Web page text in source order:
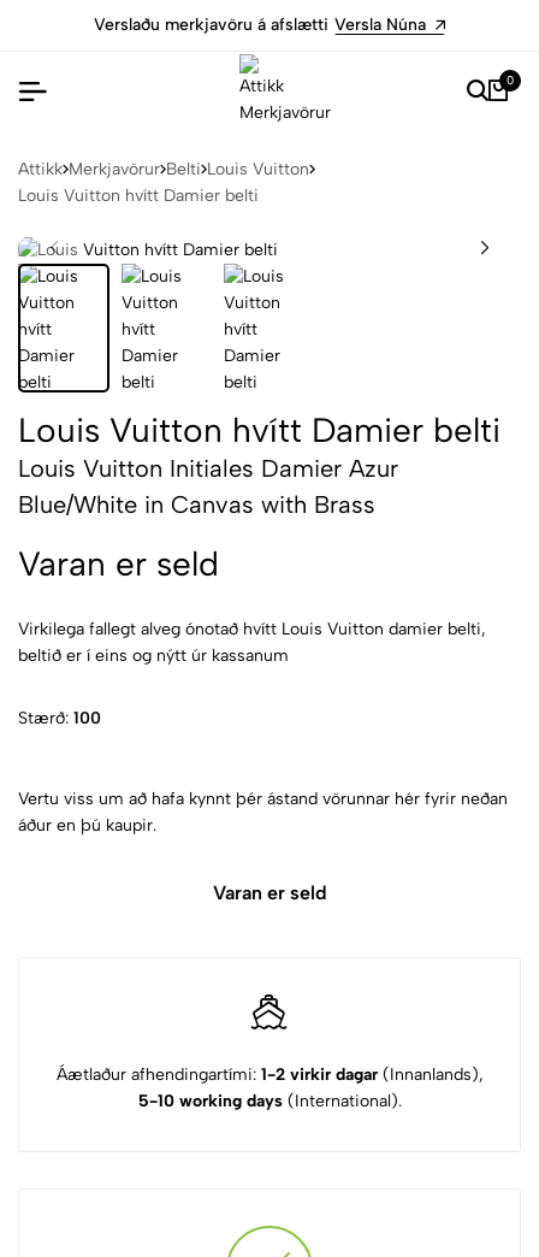
Verslaðu merkjavöru á afslætti Versla Núna
0
Attikk Merkjavörur Belti Louis Vuitton
Louis Vuitton hvítt Damier belti
Louis Vuitton hvítt Damier belti
Louis Vuitton Initiales Damier Azur
Blue/White in Canvas with Brass
Varan er seld
Virkilega fallegt alveg ónotað hvítt Louis Vuitton damier belti,
beltið er í eins og nýtt úr kassanum
Stærð: 100
Vertu viss um að hafa kynnt þér ástand vörunnar hér fyrir neðan
áður en þú kaupir.
Varan er seld
Áætlaður afhendingartími: 1-2 virkir dagar (Innanlands),
5-10 working days(International).